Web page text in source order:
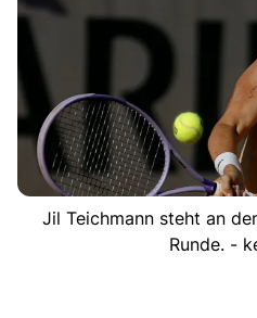
Jil Teichmann steht an
Runde. -